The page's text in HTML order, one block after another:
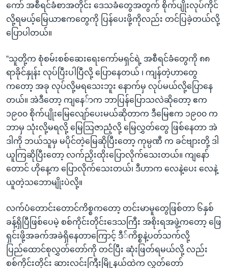
ကော် အစီရင်ခံစာအတိုင်း ဒေသခံတွေအတွက် စိုက်ပျိုးလုပ်ကိုင်
လို့ရမယ့်မြေယာဧကတွေကို ပြန်ပေးဖို့ကိုလည်း တင်ပြခဲ့တယ်လို့
ပြောပါတယ်။
“သူတို့က စုံစမ်းစစ်ဆေးရေးကော်မရှင်ရဲ့ အစီရင်ခံတွေကို ၈၈
ရာခိုင်နှုန်း လုပ်ပြီးပါပြီလို့ ပြောနေတယ် ၊ ကျန်တဲ့ဟာတွေ
ကတော့ အခု လုပ်လို့မရသေးဘူး နောက်မှ လုပ်မယ်လို့ပြောနေ
တယ်။ အဲဒီတော့ ကျနေ်ာက ဘာပြန်ပြောသလဲဆိုတော့ ဧက
၁၉၀၀ စိုက်ပျိုးမြေလျော်ပေးမယ်ဆိုတာက ဒီမြေဧက ၁၉၀၀ က
ဘာမှ သုံးလို့မရလို့ မြေသြဇာညံ့လို့ မြေလွှတ်တွေ ဖြစ်နေတာ အဲ
ဒါကို ဘယ်သူမှ မပိုင်တဲ့မြေဆိုပြီးတော့ ကုမ္ပဏီ က ခင်ဗျားတို့ ဒါ
ယူကြဆိုပြီးတော့ လက်ညှိးထိုးပြောလိုက်သေးတယ်။ ကျနော်
တောင် ဟိုနေ့က ပြောလိုက်သေးတယ်၊ ဒီဟာက လေနဲ့ပေး လေနဲ့
ယူတဲ့သဘောမျိုးပဲလို့။
လက်ပံတောင်းတောင်ကိစ္စကတော့ တင်းမာမူတွေဖြစ်တာ ၆နှစ်
ခန့်ရှိပြီဖြစ်ပေမဲ့ စစ်ကိုင်းတိုင်းဒေသကြီး အစိုးရအဖွဲ့ကတော့ ဖြေ
ရှင်းဖို့အခက်အခဲရှိနေတာကြောင့် ဒီ်ကိစ္စနဲ့ပတ်သက်လို့
ပြည်ထောင်စုလွှတ်တော်ကို တင်ပြီး ဆုံးဖြတ်ရမယ်လို့ လည်း
စစ်ကိုင်းတိုင်း ဆားလင်းကြီးမြို့နယ်ထဲက လွှတ်တော်